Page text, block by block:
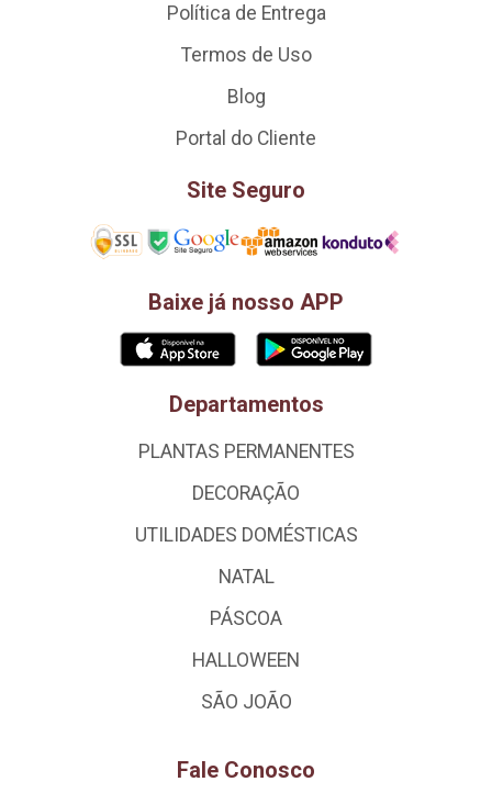
Política de Entrega
Termos de Uso
Blog
Portal do Cliente
Site Seguro
Baixe já nosso APP
Departamentos
PLANTAS PERMANENTES
DECORAÇÃO
UTILIDADES DOMÉSTICAS
NATAL
PÁSCOA
HALLOWEEN
SÃO JOÃO
Fale Conosco